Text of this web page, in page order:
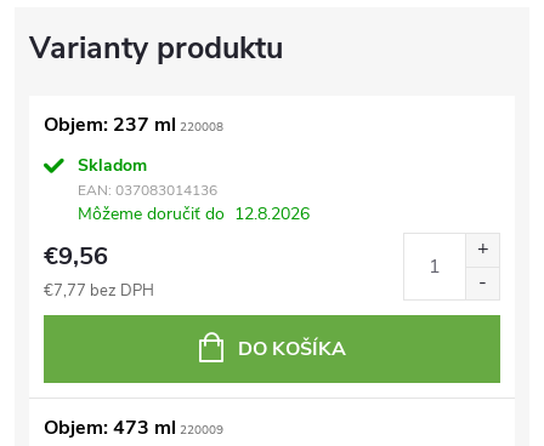
Objem: 237 ml 220008
Skladom
EAN: 037083014136
Môžeme doručiť do 12.8.2026
€9,56
€7,77 bez DPH
DO KOŠÍKA
Objem: 473 ml 220009